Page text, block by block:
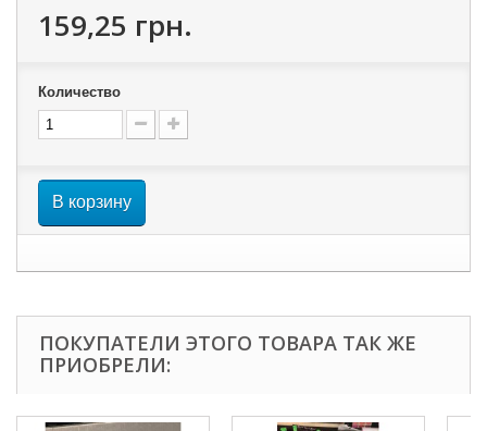
159,25 грн.
Количество
В корзину
ПОКУПАТЕЛИ ЭТОГО ТОВАРА ТАК ЖЕ
ПРИОБРЕЛИ: